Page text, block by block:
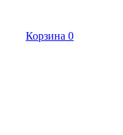
Корзина 0